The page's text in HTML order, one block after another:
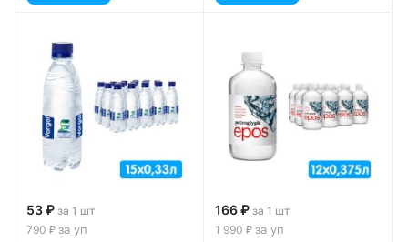
53 ₽ за 1 шт
790 ₽ за уп
166 ₽ за 1 шт
1 990 ₽ за уп